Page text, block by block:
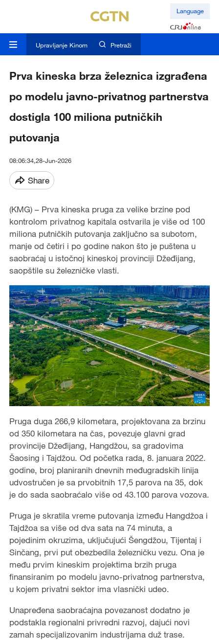
Language
Upravljanje Kinom Pretraži
Prva kineska brza železnica izgrađena
po modelu javno-privatnog partnerstva
dostigla 100 miliona putničkih
putovanja
08:06:34,28-Jun-2026
Share
(KMG) – Prva kineska pruga za velike brzine pod
kontrolom privatnog kapitala ostvarila je više od 100
miliona putničkih putovanja zaključno sa subotom,
manje od četiri i po godine nakon što je puštena u
saobraćaj u istočnoj kineskoj provinciji Džeđijang,
saopštile su železničke vlasti.
Pruga duga 266,9 kilometara, projektovana za brzinu
od 350 kilometara na čas, povezuje glavni grad
provincije Džeđijang, Hangdžou, sa gradovima
Šaosing i Tajdžou. Od početka rada, 8. januara 2022.
godine, broj planiranih dnevnih međugradskih linija
udvostručen je sa prvobitnih 17,5 parova na 35, dok
je do sada saobraćalo više od 43.100 parova vozova.
Pruga je skratila vreme putovanja između Hangdžoa i
Tajdžoa sa više od dva sata na 74 minuta, a
pojedinim okruzima, uključujući Šengdžou, Tijentaj i
Sinčang, prvi put obezbedila železničku vezu. Ona je
među prvim kineskim projektima brzih pruga
finansiranim po modelu javno-privatnog partnerstva,
u kojem privatni sektor ima vlasnički udeo.
Unapređena saobraćajna povezanost dodatno je
podstakla regionalni privredni razvoj, dajući novi
zamah specijalizovanim industrijama duž trase.